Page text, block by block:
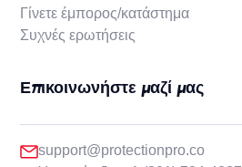
Γίνετε έμπορος/κατάστημα
Συχνές ερωτήσεις
Επικοινωνήστε μαζί μας
support@protectionpro.co